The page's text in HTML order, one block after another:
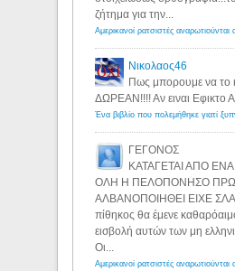
ζήτημα για την...
Νικολαος46
Πως μπορουμε να το
ΔΩΡΕΑΝ!!!! Αν ειναι Εφικτο
ΓΕΓΟΝΟΣ
ΚΑΤΑΓΕΤΑΙ ΑΠΟ
ΟΛΗ Η ΠΕΛΟΠΟΝΗΣΟ
ΑΛΒΑΝΟΠΟΙΗΘΕΙ ΕΙΧΕ
πίθηκος θα έμενε
εισβολή αυτών των μη
Οι...